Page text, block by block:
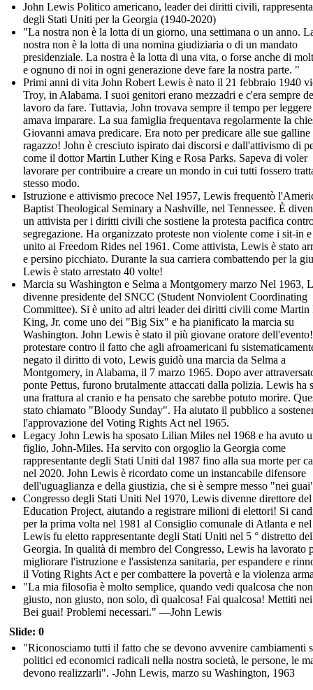
John Lewis Politico americano, leader dei diritti civili,
degli Stati Uniti per la Georgia (1940-2020)
"La nostra non è la lotta di un giorno, una settimana o un anno.
nostra non è la lotta di una nomina giudiziaria o di un mandato
presidenziale. La nostra è la lotta di una vita, o forse anche di
e ognuno di noi in ogni generazione deve fare la nostra parte. "
Primi anni di vita John Robert Lewis è nato il 21 febbraio 1940
Troy, in Alabama. I suoi genitori erano mezzadri e c'era sempre
lavoro da fare. Tuttavia, John trovava sempre il tempo per leggere
amava imparare. La sua famiglia frequentava regolarmente la
Giovanni amava predicare. Era noto per predicare alle sue galline
ragazzo! John è cresciuto ispirato dai discorsi e dall'attivismo di
come il dottor Martin Luther King e Rosa Parks. Sapeva di voler
lavorare per contribuire a creare un mondo in cui tutti fossero
stesso modo.
Istruzione e attivismo precoce Nel 1957, Lewis frequentò
Baptist Theological Seminary a Nashville, nel Tennessee. È
un attivista per i diritti civili che sostiene la protesta pacifica
segregazione. Ha organizzato proteste non violente come i sit-in
unito ai Freedom Rides nel 1961. Come attivista, Lewis è stato
e persino picchiato. Durante la sua carriera combattendo per la
Lewis è stato arrestato 40 volte!
Marcia su Washington e Selma a Montgomery marzo Nel 1963,
divenne presidente del SNCC (Student Nonviolent Coordinating
Committee). Si è unito ad altri leader dei diritti civili come Martin
King, Jr. come uno dei "Big Six" e ha pianificato la marcia su
Washington. John Lewis è stato il più giovane oratore
protestare contro il fatto che agli afroamericani fu
negato il diritto di voto, Lewis guidò una marcia da Selma a
Montgomery, in Alabama, il 7 marzo 1965. Dopo aver
ponte Pettus, furono brutalmente attaccati dalla polizia. Lewis ha
una frattura al cranio e ha pensato che sarebbe potuto morire.
stato chiamato "Bloody Sunday". Ha aiutato il pubblico a
l'approvazione del Voting Rights Act nel 1965.
Legacy John Lewis ha sposato Lilian Miles nel 1968 e ha avuto
figlio, John-Miles. Ha servito con orgoglio la Georgia come
rappresentante degli Stati Uniti dal 1987 fino alla sua morte per
nel 2020. John Lewis è ricordato come un instancabile difensore
dell'uguaglianza e della giustizia, che si è sempre messo "nei
Congresso degli Stati Uniti Nel 1970, Lewis divenne direttore
Education Project, aiutando a registrare milioni di elettori! Si
per la prima volta nel 1981 al Consiglio comunale di Atlanta e
Lewis fu eletto rappresentante degli Stati Uniti nel 5 ° distretto
Georgia. In qualità di membro del Congresso, Lewis ha lavorato
migliorare l'istruzione e l'assistenza sanitaria, per espandere e
il Voting Rights Act e per combattere la povertà e la violenza
"La mia filosofia è molto semplice, quando vedi qualcosa che
giusto, non giusto, non solo, dì qualcosa! Fai qualcosa! Mettiti
Bei guai! Problemi necessari." —John Lewis
Slide: 0
"Riconosciamo tutti il fatto che se devono avvenire cambiamenti
politici ed economici radicali nella nostra società, le persone, le
devono realizzarli". -John Lewis, marzo su Washington, 1963